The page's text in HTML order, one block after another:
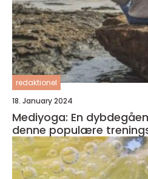
redaktionel
18. January 2024
Mediyoga: En
denne populære